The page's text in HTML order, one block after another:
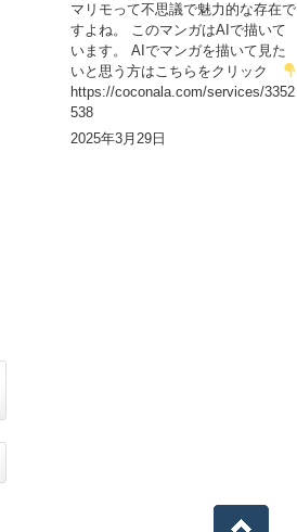
マリモって不思議で魅力的な存在で
すよね。 このマンガはAIで描いて
います。 AIでマンガを描いて見た
いと思う方はこちらをクリック
https://coconala.com/services/3352
538
2025年3月29日